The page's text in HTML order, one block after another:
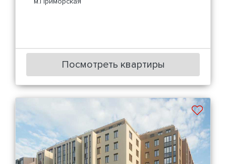
Посмотреть квартиры